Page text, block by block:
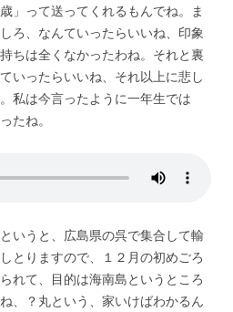
」って送ってくれるもんでね。ま
ろ、なんていったらいいね、印象
ちは全くなかったわね。それと裏
いったらいいね、それ以上に悲し
私は今言ったように一年生では
たね。
いうと、広島県の呉で集合して輸
とりますので、１２月の初めごろ
れて、目的は海南島というところ
、？丸という、家いけばわかるん